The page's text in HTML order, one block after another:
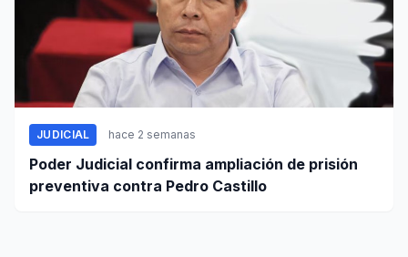
JUDICIAL hace 2 semanas
Poder Judicial confirma ampliación de prisión
preventiva contra Pedro Castillo